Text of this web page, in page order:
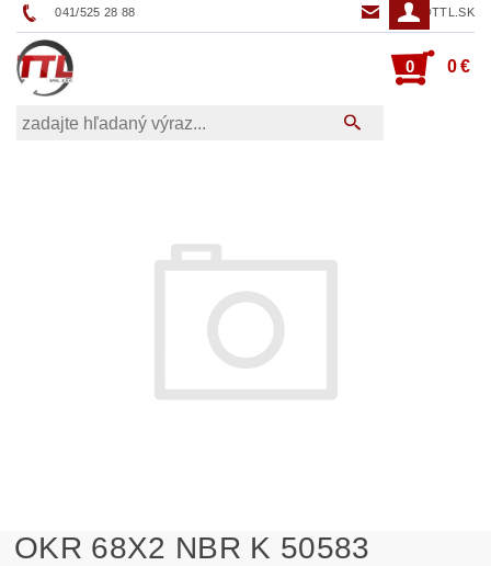
041/525 28 88 TTL@TTL.SK
0 0 €
OKR 68X2 NBR K 50583